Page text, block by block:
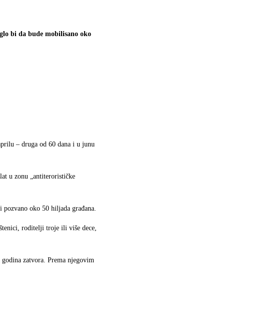
bi da bude mobilisano oko
– druga od 60 dana i u junu
u zonu „antiterorističke
oko 50 hiljada građana.
roditelji troje ili više dece,
zatvora. Prema njegovim